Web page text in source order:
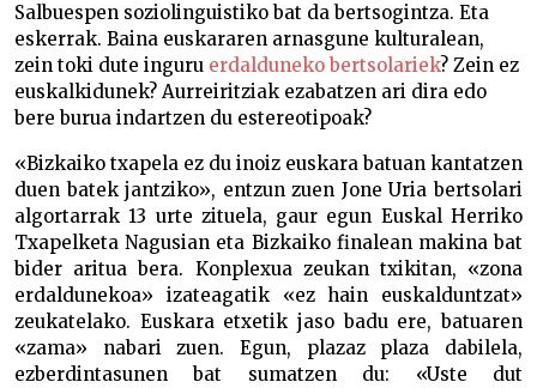
Salbuespen soziolinguistiko bat da bertsogintza. Eta
eskerrak. Baina euskararen arnasgune kulturalean,
zein toki dute inguru erdalduneko bertsolariek? Zein ez
euskalkidunek? Aurreiritziak ezabatzen ari dira edo
bere burua indartzen du estereotipoak?
«Bizkaiko txapela ez du inoiz euskara batuan kantatzen
duen batek jantziko», entzun zuen Jone Uria bertsolari
algortarrak 13 urte zituela, gaur egun Euskal Herriko
Txapelketa Nagusian eta Bizkaiko finalean makina bat
bider aritua bera. Konplexua zeukan txikitan, «zona
erdaldunekoa» izateagatik «ez hain euskalduntzat»
zeukatelako. Euskara etxetik jaso badu ere, batuaren
«zama» nabari zuen. Egun, plazaz plaza dabilela,
ezberdintasunen bat sumatzen du: «Uste dut